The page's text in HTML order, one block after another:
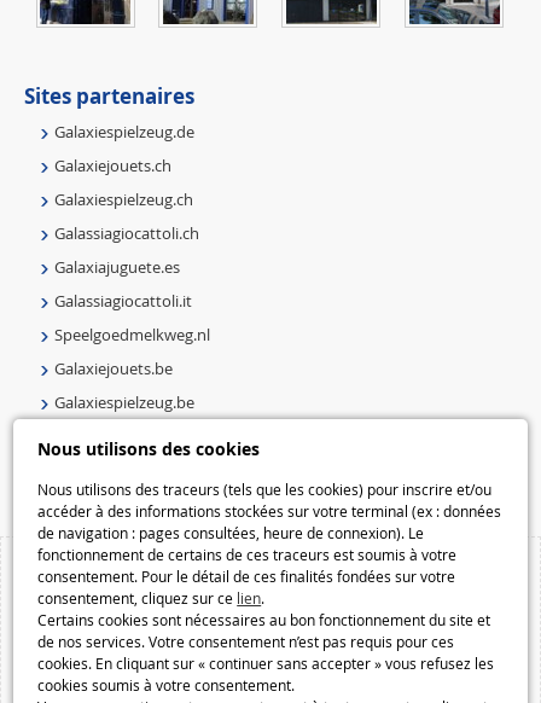
Nous utilisons des cookies
Nous utilisons des traceurs (tels que les cookies) pour inscrire et/ou
accéder à des informations stockées sur votre terminal (ex : données
de navigation : pages consultées, heure de connexion). Le
fonctionnement de certains de ces traceurs est soumis à votre
consentement. Pour le détail de ces finalités fondées sur votre
consentement, cliquez sur ce lien.
Certains cookies sont nécessaires au bon fonctionnement du site et
de nos services. Votre consentement n’est pas requis pour ces
cookies. En cliquant sur « continuer sans accepter » vous refusez les
cookies soumis à votre consentement.
Sites partenaires
Galaxiespielzeug.de
Galaxiejouets.ch
Galaxiespielzeug.ch
Galassiagiocattoli.ch
Galaxiajuguete.es
Galassiagiocattoli.it
Speelgoedmelkweg.nl
Galaxiejouets.be
Galaxiespielzeug.be